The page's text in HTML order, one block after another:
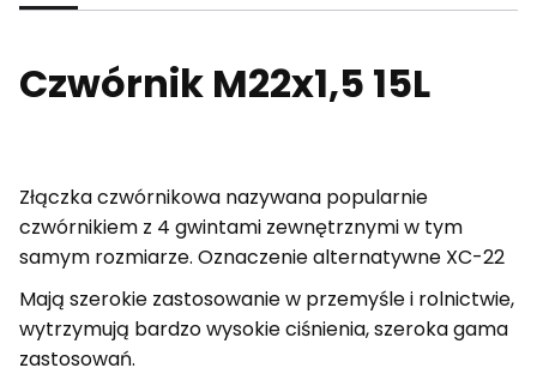
Czwórnik M22x1,5 15L
Złączka czwórnikowa nazywana popularnie
czwórnikiem z 4 gwintami zewnętrznymi w tym
samym rozmiarze. Oznaczenie alternatywne XC-22
Mają szerokie zastosowanie w przemyśle i rolnictwie,
wytrzymują bardzo wysokie ciśnienia, szeroka gama
zastosowań.